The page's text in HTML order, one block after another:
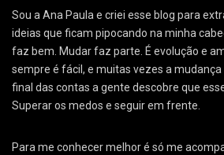
Sou a Ana Paula e criei esse blog para
ideias que ficam pipocando na minha
faz bem. Mudar faz parte. É evolução e
sempre é fácil, e muitas vezes a mudança
final das contas a gente descobre que
Superar os medos e seguir em frente.
Para me conhecer melhor é só me